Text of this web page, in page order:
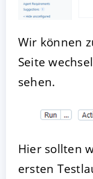
Wir können
Seite
sehen.
Hier sollten
ersten